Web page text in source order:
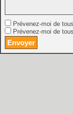
Prévenez-moi de
Prévenez-moi de